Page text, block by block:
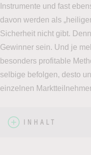
Instrumente und fast
davon werden als
Sicherheit nicht gibt.
Gewinner sein. Und je
besonders profitable
selbige befolgen, desto
einzelnen
INHALT